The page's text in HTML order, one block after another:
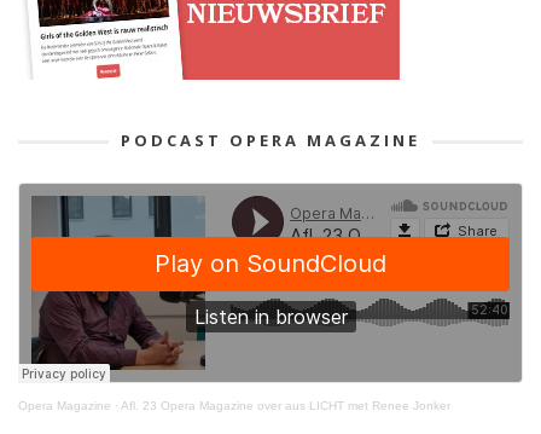
PODCAST OPERA MAGAZINE
Opera Magazine · Afl. 23 Opera Magazine over aus LICHT met Renee Jonker